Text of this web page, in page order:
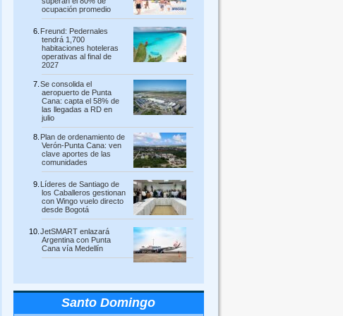
ocupación promedio
Freund: Pedernales
tendrá 1,700
habitaciones hoteleras
operativas al final de
2027
Se consolida el
aeropuerto de Punta
Cana: capta el 58% de
las llegadas a RD en
julio
Plan de ordenamiento de
Verón-Punta Cana: ven
clave aportes de las
comunidades
Líderes de Santiago de
los Caballeros gestionan
con Wingo vuelo directo
desde Bogotá
JetSMART enlazará
Argentina con Punta
Cana vía Medellín
Santo Domingo